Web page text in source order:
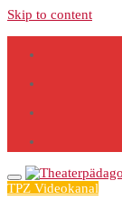
Skip to content
TPZ Videokanal